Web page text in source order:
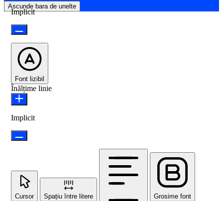
Ascunde bara de unelte
Implicit
Font lizibil
Înălțime linie
Implicit
Cursor Spațiu între litere Grosime font